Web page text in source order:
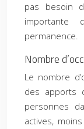
pas besoin
permanence.
Nombre
Le nombre
des apports
personnes
actives,